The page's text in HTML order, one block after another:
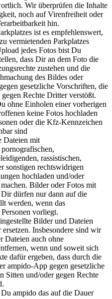
Wir überprüfen die Inhalte
noch auf Virenfreiheit oder
hin.
ist es empfehlenswert,
vermietenden Parkplatzes
jedes Fotos bist Du
dass Dir an dem Foto die
zustehen und die
des Bildes oder
gesetzliche Vorschriften, die
Rechte Dritter verstößt.
ohne Einholen einer vorherigen
keine Fotos hochladen
oder die Kfz-Kennzeichen
sind
Dateien mit
rassistischen,
sonstigen rechtswidrigen
hochladen und/oder
Bilder oder Fotos mit
Dir dürfen nur dann auf die
werden, wenn das
vorliegt.
Bilder und Dateien
Insbesondere sind wir
Dateien auch ohne
wenn und soweit sich
dafür ergeben, dass durch die
ampido-App gegen gesetzliche
Sitten und/oder gegen Rechte
ampido das auf die Dauer